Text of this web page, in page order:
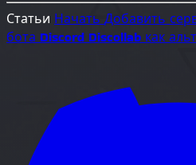
Статьи Начать Добавить
бота Discord Discollab как